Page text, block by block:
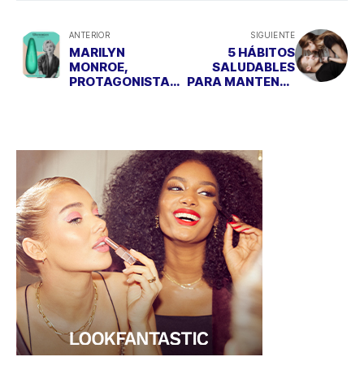
ANTERIOR
MARILYN
MONROE,
PROTAGONISTA
SIGUIENTE
5 HÁBITOS
SALUDABLES
PARA MANTENER